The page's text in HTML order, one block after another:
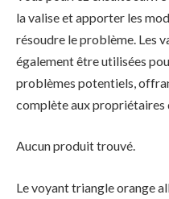
la valise et apporter les
résoudre le problème. Les
également être utilisées
problèmes potentiels,
complète aux propriétaires
Aucun produit trouvé.
Le voyant triangle orange